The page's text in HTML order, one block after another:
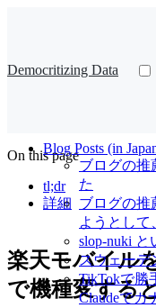
Democritizing Data
Blog Posts (in
ブログの推
た
ブログの推
ようとして
slop-nuki
スウェーデ
TikTokで勝
Claudeでカ
On this page
tl;dr
詳細
楽天モバイル
で機種変する